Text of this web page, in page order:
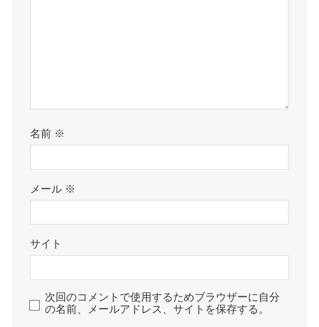
名前 ※
メール ※
サイト
次回のコメントで使用するためブラウザーに自分
の名前、メールアドレス、サイトを保存する。